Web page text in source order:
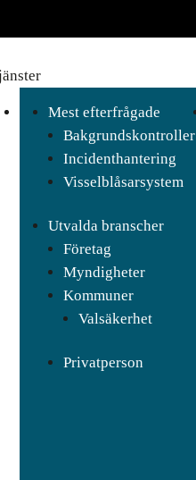
Mest efterfrågade
Bakgrundskontroller
Incidenthantering
Visselblåsarsystem
Utvalda branscher
Företag
Myndigheter
Kommuner
Valsäkerhet
Privatperson